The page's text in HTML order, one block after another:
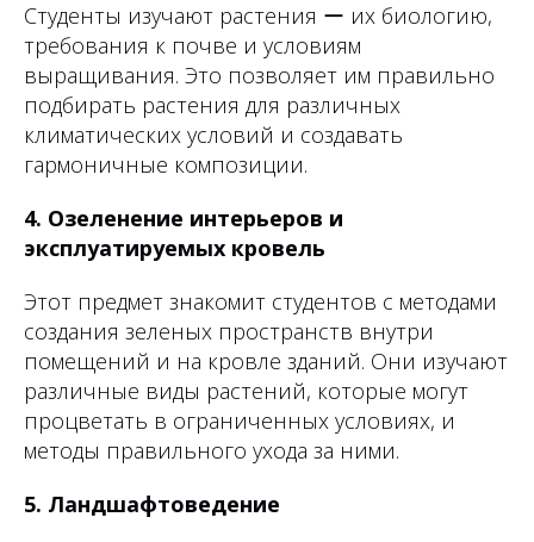
Студенты изучают растения ー их биологию,
требования к почве и условиям
выращивания. Это позволяет им правильно
подбирать растения для различных
климатических условий и создавать
гармоничные композиции.
4. Озеленение интерьеров и
эксплуатируемых кровель
Этот предмет знакомит студентов с методами
создания зеленых пространств внутри
помещений и на кровле зданий. Они изучают
различные виды растений, которые могут
процветать в ограниченных условиях, и
методы правильного ухода за ними.
5. Ландшафтоведение